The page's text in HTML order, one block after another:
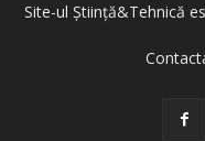
Site-ul Știință&Tehnică